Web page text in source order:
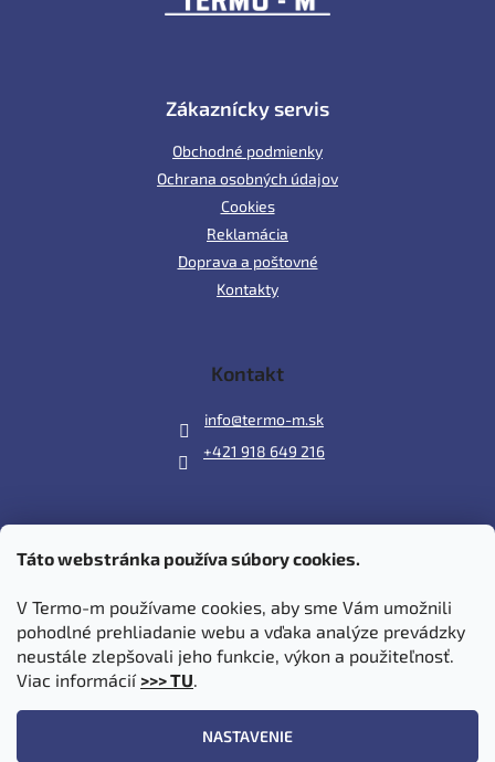
Táto webstránka používa súbory cookies.
V Termo-m používame cookies, aby sme Vám umožnili
pohodlné prehliadanie webu a vďaka analýze prevádzky
neustále zlepšovali jeho funkcie, výkon a použiteľnosť.
Viac informácií >>> TU.
NASTAVENIE
Zákaznícky servis
Obchodné podmienky
Ochrana osobných údajov
Cookies
Reklamácia
Doprava a poštovné
Kontakty
Kontakt
info@termo-m.sk
+421 918 649 216
Prijímame online platby